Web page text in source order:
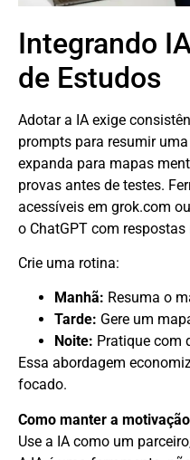
Integrando
de Estudos
Adotar a IA exige
prompts para resumir
expanda para mapas
provas antes de testes.
acessíveis em grok.com
o ChatGPT com
Crie uma rotina:
Manhã: Resuma o
Tarde: Gere um
Noite: Pratique com
Essa abordagem
focado.
Como manter a
Use a IA como um